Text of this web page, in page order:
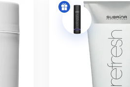
problém – využite naše filtre a
riešenia. Každý typ vlasov
ktoré premenia vaše vlasy na
ktorá rešpektuje potreby